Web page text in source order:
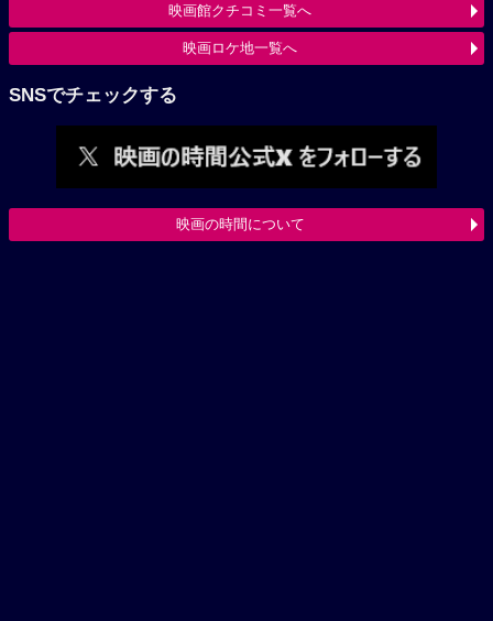
映画館クチコミ一覧へ
映画ロケ地一覧へ
SNSでチェックする
映画の時間について